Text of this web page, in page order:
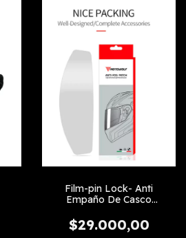
Film-pin Lock- Anti
Empaño De Casco
$29.000,00